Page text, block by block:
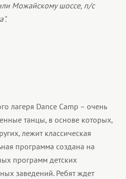
Можайскому шоссе, п/с
лагеря Dance Camp – очень
танцы, в основе которых,
лежит классическая
программа создана на
программ детских
заведений. Ребят ждет